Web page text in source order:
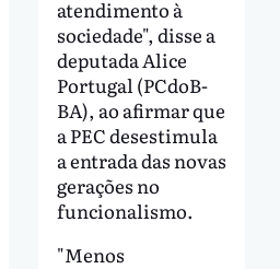
atendimento à
sociedade", disse a
deputada Alice
Portugal (PCdoB-
BA), ao afirmar que
a PEC desestimula
a entrada das novas
gerações no
funcionalismo.
"Menos